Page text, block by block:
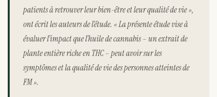
patients à retrouver leur bien-être et leur qualité de vie »,
ont écrit les auteurs de l’étude. « La présente étude vise à
évaluer l’impact que l’huile de cannabis – un extrait de
plante entière riche en THC – peut avoir sur les
symptômes et la qualité de vie des personnes atteintes de
FM ».